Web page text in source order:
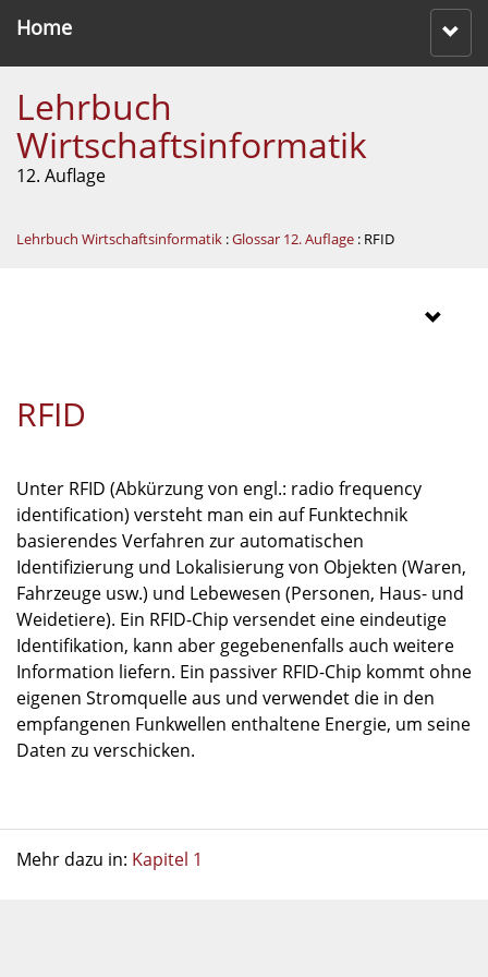
Home
Lehrbuch
Wirtschaftsinformatik
12. Auflage
Lehrbuch Wirtschaftsinformatik :Glossar 12. Auflage : RFID
RFID
Unter RFID (Abkürzung von engl.: radio frequency
identification) versteht man ein auf Funktechnik
basierendes Verfahren zur automatischen
Identifizierung und Lokalisierung von Objekten (Waren,
Fahrzeuge usw.) und Lebewesen (Personen, Haus- und
Weidetiere). Ein RFID-Chip versendet eine eindeutige
Identifikation, kann aber gegebenenfalls auch weitere
Information liefern. Ein passiver RFID-Chip kommt ohne
eigenen Stromquelle aus und verwendet die in den
empfangenen Funkwellen enthaltene Energie, um seine
Daten zu verschicken.
Mehr dazu in: Kapitel 1